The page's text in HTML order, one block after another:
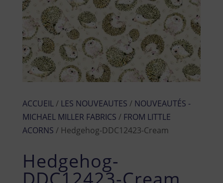
ACCUEIL/ LES NOUVEAUTES / NOUVEAUTÉS -
MICHAEL MILLER FABRICS / FROM LITTLE
ACORNS / Hedgehog-DDC12423-Cream
Hedgehog-